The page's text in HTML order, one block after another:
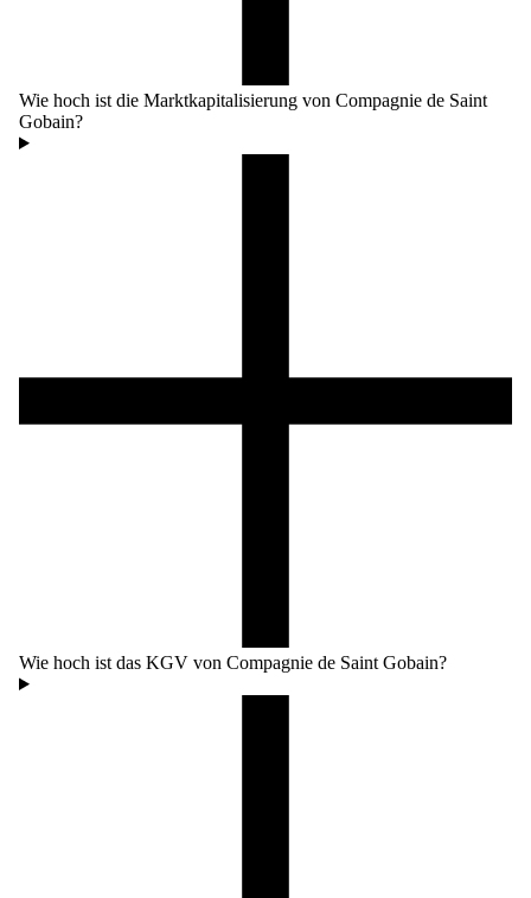
Wie hoch ist die Marktkapitalisierung von Compagnie de Saint
Gobain?
Wie hoch ist das KGV von Compagnie de Saint Gobain?